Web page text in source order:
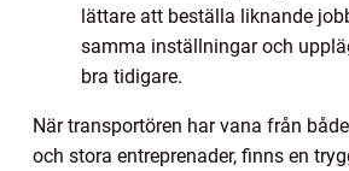
lättare att beställa liknande
samma inställningar och
bra tidigare.
När transportören har vana från
och stora entreprenader, finns en